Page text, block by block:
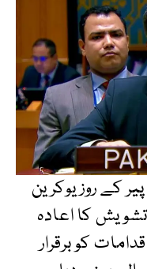
کے روز یوکرین
کا اعادہ
کو برقرار